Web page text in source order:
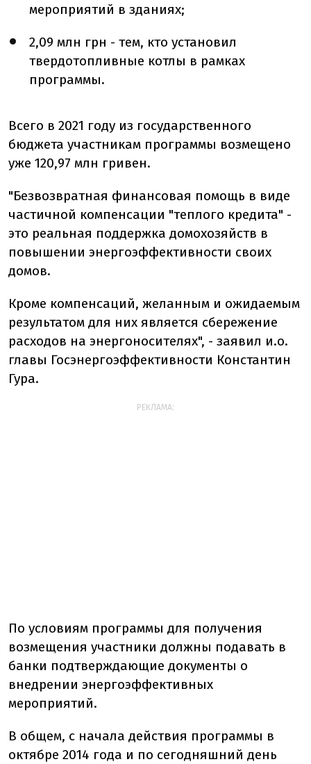
мероприятий в зданиях;
2,09 млн грн - тем, кто установил
твердотопливные котлы в рамках
программы.
Всего в 2021 году из государственного
бюджета участникам программы возмещено
уже 120,97 млн гривен.
"Безвозвратная финансовая помощь в виде
частичной компенсации "теплого кредита" -
это реальная поддержка домохозяйств в
повышении энергоэффективности своих
домов.
Кроме компенсаций, желанным и ожидаемым
результатом для них является сбережение
расходов на энергоносителях", - заявил и.о.
главы Госэнергоэффективности Константин
Гура.
РЕКЛАМА:
По условиям программы для получения
возмещения участники должны подавать в
банки подтверждающие документы о
внедрении энергоэффективных
мероприятий.
В общем, с начала действия программы в
октябре 2014 года и по сегодняшний день